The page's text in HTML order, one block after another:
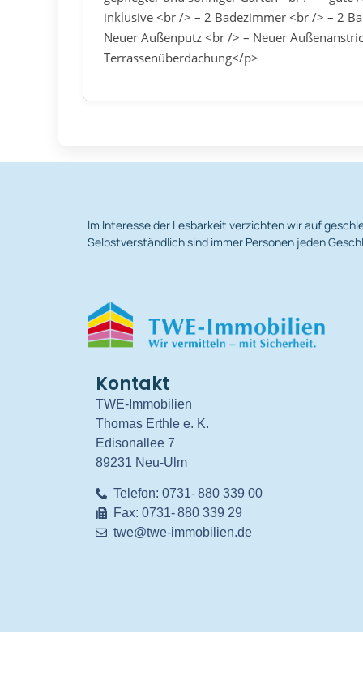
inklusive <br /> – 2 Badezimmer <br /> – 2
Neuer Außenputz <br /> – Neuer
Terrassenüberdachung</p>
Im Interesse der Lesbarkeit verzichten wir auf
Selbstverständlich sind immer Personen jeden
Kontakt
TWE-Immobilien
Thomas Erthle e. K.
Edisonallee 7
89231 Neu-Ulm
Telefon: 0731- 880 339 00
Fax: 0731- 880 339 29
twe@twe-immobilien.de